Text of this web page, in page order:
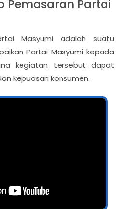
Pemasaran Partai
Masyumi adalah suatu
Partai Masyumi kepada
kegiatan tersebut dapat
kepuasan konsumen.